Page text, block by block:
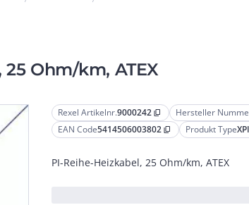
25 Ohm/km, ATEX
Rexel Artikelnr.9000242 content_copy Hersteller
EAN Code5414506003802 content_copy Produkt Type
PI-Reihe-Heizkabel, 25 Ohm/km, ATEX